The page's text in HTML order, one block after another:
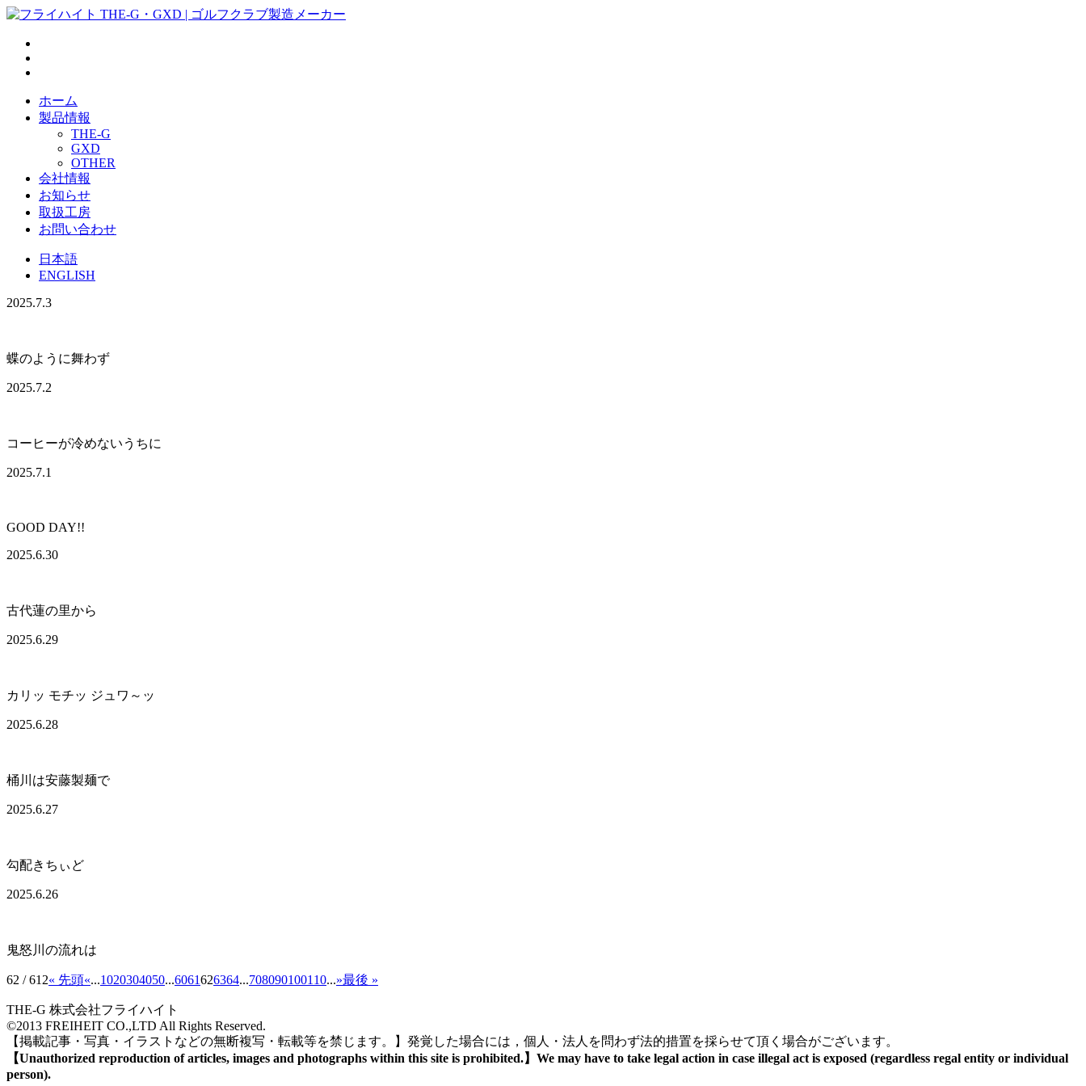
ホーム
製品情報
THE-G
GXD
OTHER
会社情報
お知らせ
取扱工房
お問い合わせ
日本語
ENGLISH
2025.7.3
蝶のように舞わず
2025.7.2
コーヒーが冷めないうちに
2025.7.1
GOOD DAY!!
2025.6.30
古代蓮の里から
2025.6.29
カリッ モチッ ジュワ～ッ
2025.6.28
桶川は安藤製麺で
2025.6.27
勾配きちぃど
2025.6.26
鬼怒川の流れは
62 / 612« 先頭«...1020304050...6061626364...708090100110...»最後 »
THE-G 株式会社フライハイト
©2013 FREIHEIT CO.,LTD All Rights Reserved.
【掲載記事・写真・イラストなどの無断複写・転載等を禁じます。】発覚した場合には，個人・法人を問わず法的措置を採らせて頂く場合がございます。
【Unauthorized reproduction of articles, images and photographs within this site is prohibited.】We may have to take legal action in case illegal act is exposed (regardless regal entity or individual
person).